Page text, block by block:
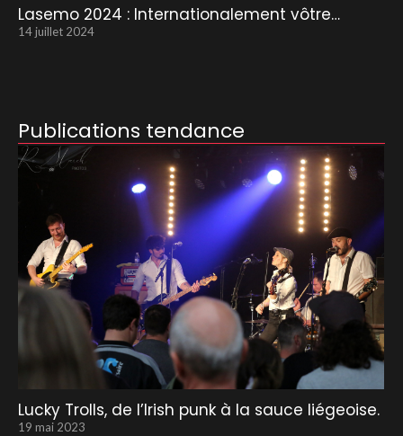
Lasemo 2024 : Internationalement vôtre…
14 juillet 2024
Publications tendance
Lucky Trolls, de l’Irish punk à la sauce liégeoise.
19 mai 2023